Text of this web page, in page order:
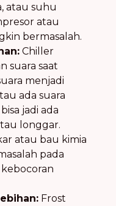
atau suhu
atau
bermasalah.
Chiller
suara saat
menjadi
ada suara
jadi ada
longgar.
atau bau kimia
pada
Frost